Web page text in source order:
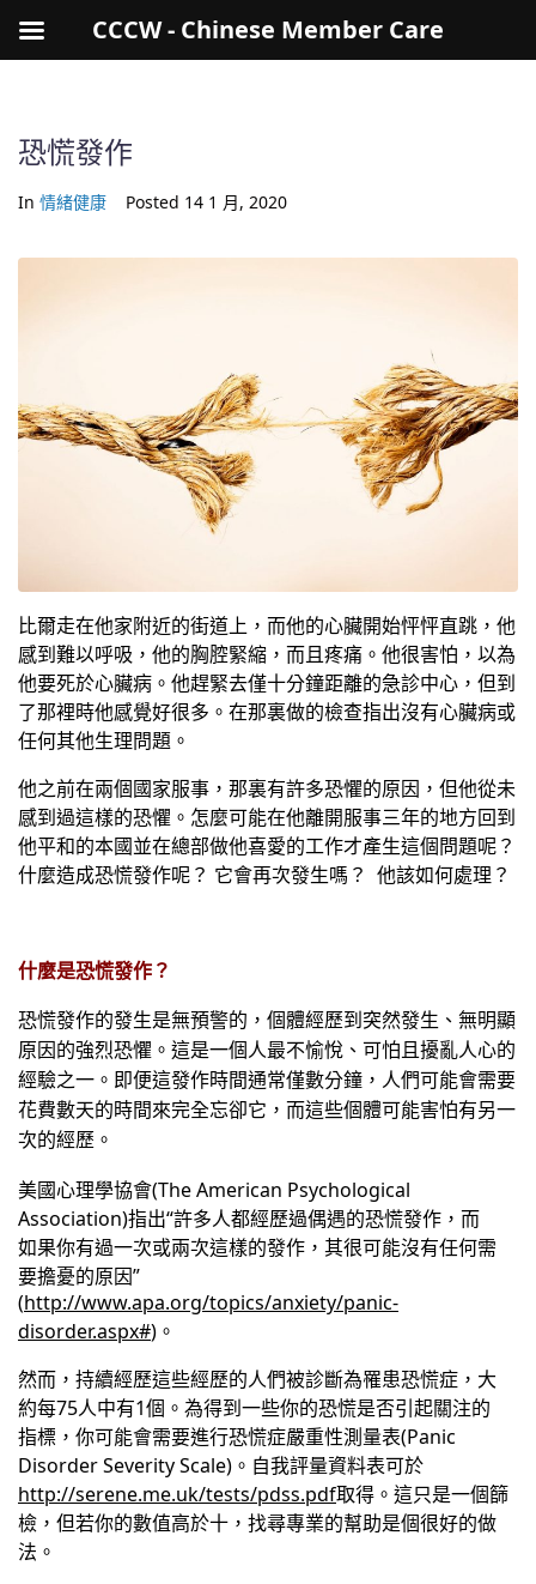
恐慌發作
In 情緒健康 Posted 14 1 月, 2020
比爾走在他家附近的街道上，而他的心臟開始怦怦直跳，他
感到難以呼吸，他的胸腔緊縮，而且疼痛。他很害怕，以為
他要死於心臟病。他趕緊去僅十分鐘距離的急診中心，但到
了那裡時他感覺好很多。在那裏做的檢查指出沒有心臟病或
任何其他生理問題。
他之前在兩個國家服事，那裏有許多恐懼的原因，但他從未
感到過這樣的恐懼。怎麼可能在他離開服事三年的地方回到
他平和的本國並在總部做他喜愛的工作才產生這個問題呢？
什麼造成恐慌發作呢？ 它會再次發生嗎？ 他該如何處理？
什麼是恐慌發作？
恐慌發作的發生是無預警的，個體經歷到突然發生、無明顯
原因的強烈恐懼。這是一個人最不愉悅、可怕且擾亂人心的
經驗之一。即便這發作時間通常僅數分鐘，人們可能會需要
花費數天的時間來完全忘卻它，而這些個體可能害怕有另一
次的經歷。
美國心理學協會(The American Psychological
Association)指出“許多人都經歷過偶遇的恐慌發作，而
如果你有過一次或兩次這樣的發作，其很可能沒有任何需
要擔憂的原因”
(http://www.apa.org/topics/anxiety/panic-
disorder.aspx#) 。
然而，持續經歷這些經歷的人們被診斷為罹患恐慌症，大
約每75人中有1個。為得到一些你的恐慌是否引起關注的
指標，你可能會需要進行恐慌症嚴重性測量表(Panic
Disorder Severity Scale) 。自我評量資料表可於
http://serene.me.uk/tests/pdss.pdf取得。這只是一個篩
檢，但若你的數值高於十，找尋專業的幫助是個很好的做
法。
CCCW - Chinese Member Care